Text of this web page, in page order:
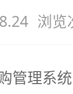
浏览
理系统